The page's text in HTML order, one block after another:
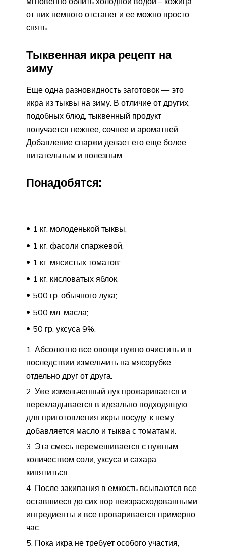
от них немного отстанет и ее можно просто
снять.
Тыквенная икра рецепт на
зиму
Еще одна разновидность заготовок — это
икра из тыквы на зиму. В отличие от других,
подобных блюд, тыквенный продукт
получается нежнее, сочнее и ароматней.
Добавление спаржи делает его еще более
питательным и полезным.
Понадобятся:
1 кг. молоденькой тыквы;
1 кг. фасоли спаржевой;
1 кг. мясистых томатов;
1 кг. кисловатых яблок;
500 гр. обычного лука;
500 мл. масла;
50 гр. уксуса 9%.
Абсолютно все овощи нужно очистить и в
последствии измельчить на мясорубке
отдельно друг от друга.
Уже измельченный лук прожаривается и
перекладывается в идеально подходящую
для приготовления икры посуду, к нему
добавляется масло и тыква с томатами.
Эта смесь перемешивается с нужным
количеством соли, уксуса и сахара,
кипятиться.
После закипания в емкость всыпаются все
оставшиеся до сих пор неизрасходованными
ингредиенты и все проваривается примерно
час.
Пока икра не требует особого участия,